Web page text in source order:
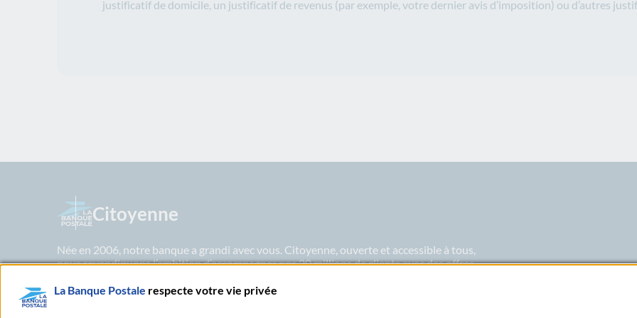
justificatif de domicile, un justificatif de revenus (par exemple, votre dernier avis d’imposition) ou d’autres
Citoyenne
Née en 2006, notre banque a grandi avec vous. Citoyenne, ouverte et accessible à tous,
nous revendiquons l’ambition d’accompagner nos 20 millions de clients avec des offres
héritage postal. Aujourd’hui La Banque Postale partage les rêves et les exigences de sa
La Banque Postale respecte votre vie privée